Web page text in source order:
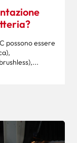
possono essere